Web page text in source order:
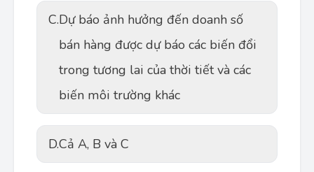
C.Dự báo ảnh hưởng đến doanh số
bán hàng được dự báo các biến đổi
trong tương lai của thời tiết và các
biến môi trường khác
D.Cả A, B và C